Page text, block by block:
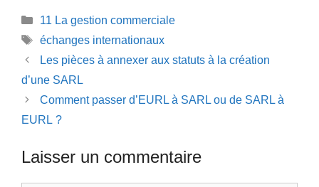
Catégories
11 La gestion commerciale
Étiquettes
échanges internationaux
Les pièces à annexer aux statuts à la création
d’une SARL
Comment passer d’EURL à SARL ou de SARL à
EURL ?
Laisser un commentaire